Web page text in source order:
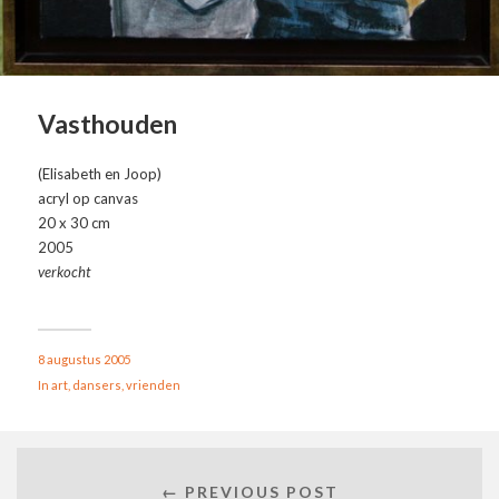
Vasthouden
(Elisabeth en Joop)
acryl op canvas
20 x 30 cm
2005
verkocht
8 augustus 2005
In art, dansers vrienden
← PREVIOUS POST